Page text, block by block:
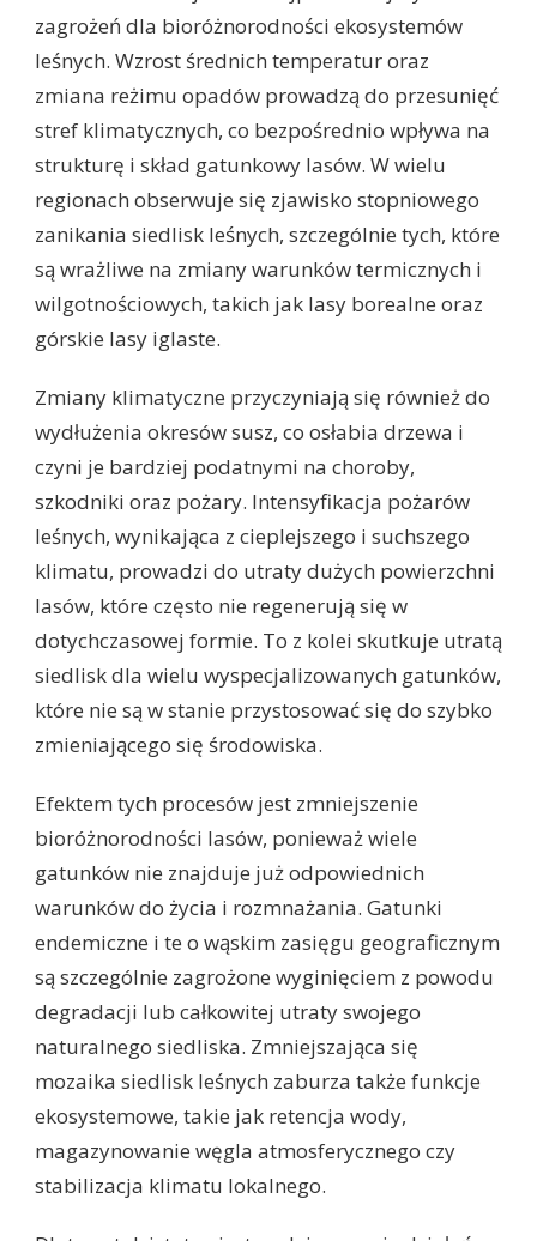
zagrożeń dla bioróżnorodności ekosystemów
leśnych. Wzrost średnich temperatur oraz
zmiana reżimu opadów prowadzą do przesunięć
stref klimatycznych, co bezpośrednio wpływa na
strukturę i skład gatunkowy lasów. W wielu
regionach obserwuje się zjawisko stopniowego
zanikania siedlisk leśnych, szczególnie tych, które
są wrażliwe na zmiany warunków termicznych i
wilgotnościowych, takich jak lasy borealne oraz
górskie lasy iglaste.
Zmiany klimatyczne przyczyniają się również do
wydłużenia okresów susz, co osłabia drzewa i
czyni je bardziej podatnymi na choroby,
szkodniki oraz pożary. Intensyfikacja pożarów
leśnych, wynikająca z cieplejszego i suchszego
klimatu, prowadzi do utraty dużych powierzchni
lasów, które często nie regenerują się w
dotychczasowej formie. To z kolei skutkuje utratą
siedlisk dla wielu wyspecjalizowanych gatunków,
które nie są w stanie przystosować się do szybko
zmieniającego się środowiska.
Efektem tych procesów jest zmniejszenie
bioróżnorodności lasów, ponieważ wiele
gatunków nie znajduje już odpowiednich
warunków do życia i rozmnażania. Gatunki
endemiczne i te o wąskim zasięgu geograficznym
są szczególnie zagrożone wyginięciem z powodu
degradacji lub całkowitej utraty swojego
naturalnego siedliska. Zmniejszająca się
mozaika siedlisk leśnych zaburza także funkcje
ekosystemowe, takie jak retencja wody,
magazynowanie węgla atmosferycznego czy
stabilizacja klimatu lokalnego.